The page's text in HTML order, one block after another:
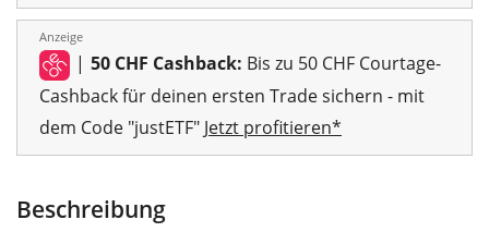
Anzeige
| 50 CHF Cashback: Bis zu 50 CHF Courtage-
Cashback für deinen ersten Trade sichern - mit
dem Code "justETF" Jetzt profitieren*
Beschreibung